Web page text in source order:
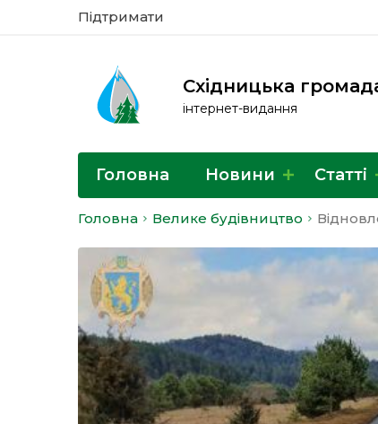
Підтримати
Східницька
інтернет-видання
Головна Новини Статті
Головна Велике будівництво